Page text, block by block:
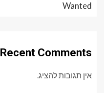
Wanted
Recent Comments
אין תגובות להציג.